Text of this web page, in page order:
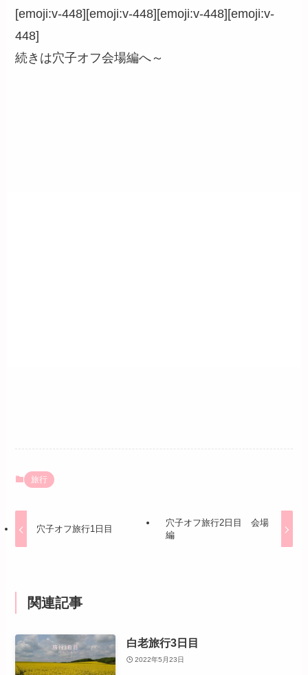
[emoji:v-448][emoji:v-448][emoji:v-448][emoji:v-
448]
続きは穴子オフ会場編へ～
旅行
穴子オフ旅行1日目
穴子オフ旅行2日目 会場
編
関連記事
白老旅行3日目
2022年5月23日